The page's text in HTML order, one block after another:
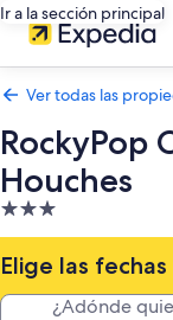
Ir a la sección principal
Ver todas las
RockyPop
Houches
Propiedad
de
3.0
estrellas
Elige las
¿Adónde